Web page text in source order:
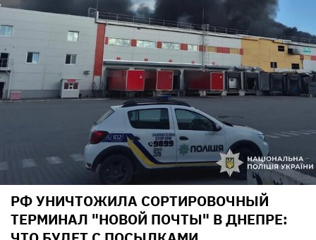
РФ УНИЧТОЖИЛА СОРТИРОВОЧНЫЙ
ТЕРМИНАЛ "НОВОЙ ПОЧТЫ" В ДНЕПРЕ: